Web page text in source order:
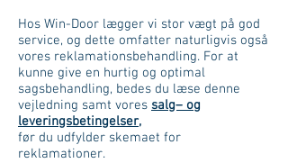
Hos Win-Door lægger vi stor vægt på god
service, og dette omfatter naturligvis også
vores reklamationsbehandling. For at
kunne give en hurtig og optimal
sagsbehandling, bedes du læse denne
vejledning samt vores salg– og
leveringsbetingelser,
før du udfylder skemaet for
reklamationer.